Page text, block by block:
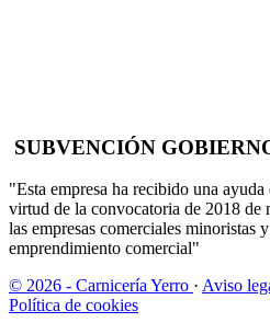
SUBVENCIÓN
"Esta empresa ha recibido una
virtud de la convocatoria de 2018 de
las empresas comerciales minoristas
emprendimiento comercial"
© 2026 - Carnicería Yerro · Aviso
Política de cookies